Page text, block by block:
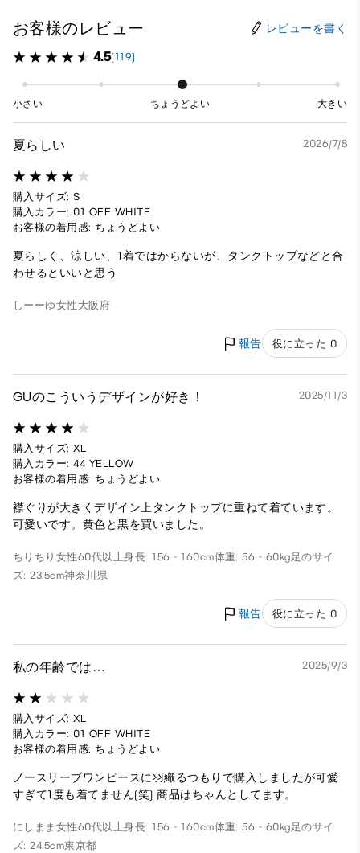
お客様のレビュー レビューを書く
4.5(119)
小さい ちょうどよい 大きい
夏らしい 2026/7/8
購入サイズ: S
購入カラー: 01 OFF WHITE
お客様の着用感: ちょうどよい
夏らしく、涼しい、1着ではからないが、タンクトップなどと合
わせるといいと思う
しーーゆ女性 大阪府
報告 役に立った 0
GUのこういうデザインが好き！ 2025/11/3
購入サイズ: XL
購入カラー: 44 YELLOW
お客様の着用感: ちょうどよい
襟ぐりが大きくデザイン上タンクトップに重ねて着ています。
可愛いです。黄色と黒を買いました。
ちりちり 女性60代以上身長: 156 - 160cm体重: 56 - 60kg足のサイ
ズ: 23.5cm神奈川県
報告 役に立った 0
私の年齢では… 2025/9/3
購入サイズ: XL
購入カラー: 01 OFF WHITE
お客様の着用感: ちょうどよい
ノースリーブワンピースに羽織るつもりで購入しましたが可愛
すぎて1度も着てません(笑) 商品はちゃんとしてます。
にしまま 女性60代以上身長: 156 - 160cm体重: 56 - 60kg足のサイ
ズ: 24.5cm東京都